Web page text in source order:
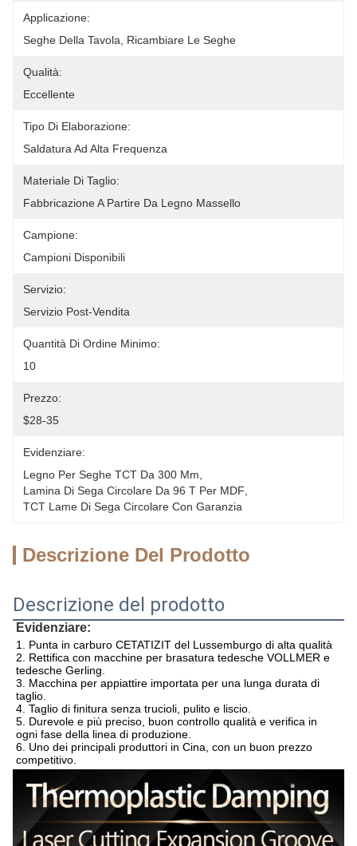
Applicazione:
Seghe Della Tavola, Ricambiare Le Seghe
Qualità:
Eccellente
Tipo Di Elaborazione:
Saldatura Ad Alta Frequenza
Materiale Di Taglio:
Fabbricazione A Partire Da Legno Massello
Campione:
Campioni Disponibili
Servizio:
Servizio Post-Vendita
Quantità Di Ordine Minimo:
10
Prezzo:
$28-35
Evidenziare:
Legno Per Seghe TCT Da 300 Mm
Lamina Di Sega Circolare Da 96 T Per MDF
TCT Lame Di Sega Circolare Con Garanzia
Descrizione Del Prodotto
Descrizione del prodotto
Evidenziare:
1. Punta in carburo CETATIZIT del Lussemburgo di alta qualità
2. Rettifica con macchine per brasatura tedesche VOLLMER e
tedesche Gerling.
3. Macchina per appiattire importata per una lunga durata di
taglio.
4. Taglio di finitura senza trucioli, pulito e liscio.
5. Durevole e più preciso, buon controllo qualità e verifica in
ogni fase della linea di produzione.
6. Uno dei principali produttori in Cina, con un buon prezzo
competitivo.